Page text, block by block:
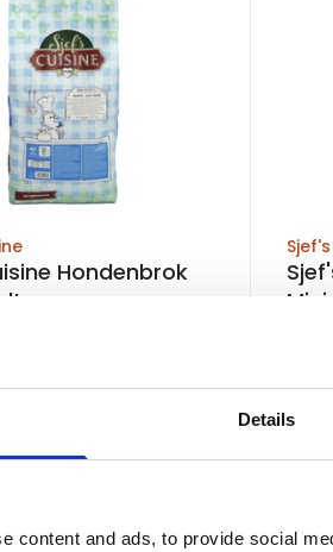
Details
content and ads, to provide social
Hondenbrok
Mini